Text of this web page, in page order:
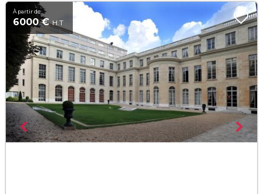
À partir de
6000 €H.T